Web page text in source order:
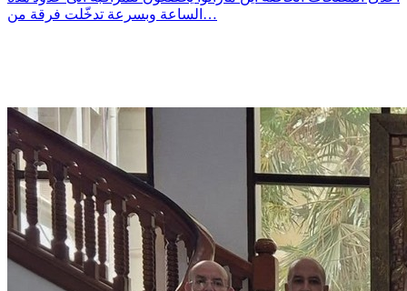
الساعة وبسرعة تدخّلت فرقة من…